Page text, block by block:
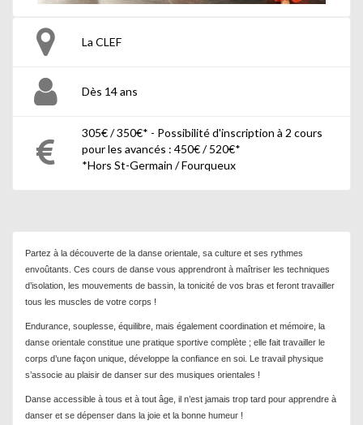
La CLEF
Dès 14 ans
305€ / 350€* - Possibilité d'inscription à 2 cours
pour les avancés : 450€ / 520€*
*Hors St-Germain / Fourqueux
Partez à la découverte de la danse orientale, sa culture et ses rythmes
envoûtants. Ces cours de danse vous apprendront à maîtriser les techniques
d’isolation, les mouvements de bassin, la tonicité de vos bras et feront travailler
tous les muscles de votre corps !
Endurance, souplesse, équilibre, mais également coordination et mémoire, la
danse orientale constitue une pratique sportive complète ; elle fait travailler le
corps d’une façon unique, développe la confiance en soi. Le travail physique
s’associe au plaisir de danser sur des musiques orientales !
Danse accessible à tous et à tout âge, il n’est jamais trop tard pour apprendre à
danser et se dépenser dans la joie et la bonne humeur !